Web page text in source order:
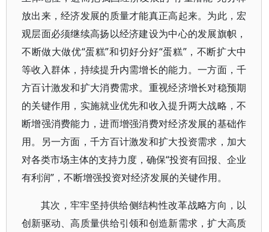
放出来，经济发展的质量才能真正高起来。为此，宏
观层面必须继续高扬以经济建设为中心的发展旗帜，
不断做大做优“蛋糕”和切好分好“蛋糕”，不断扩大中
等收入群体，持续提升内需增长的能力。一方面，千
方百计激发和扩大消费需求。重视经济增长对稳预期
的关键作用，实施就业优先和收入提升两大战略，不
断增强消费能力，进而增强消费对经济发展的基础作
用。另一方面，千方百计激发和扩大投资需求，加大
对各类市场主体的支持力度，确保“投资有回报、企业
有利润”，不断增强投资对经济发展的关键作用。
其次，牢牢坚持供给侧结构性改革战略方向，以
创新驱动、高质量供给引领和创造新需求，扩大高质